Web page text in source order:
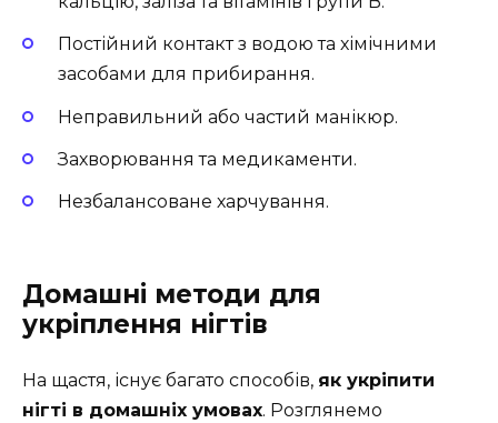
Постійний контакт з водою та хімічними
засобами для прибирання.
Неправильний або частий манікюр.
Захворювання та медикаменти.
Незбалансоване харчування.
Домашні методи для
укріплення нігтів
На щастя, існує багато способів, як укріпити
нігті в домашніх умовах. Розглянемо